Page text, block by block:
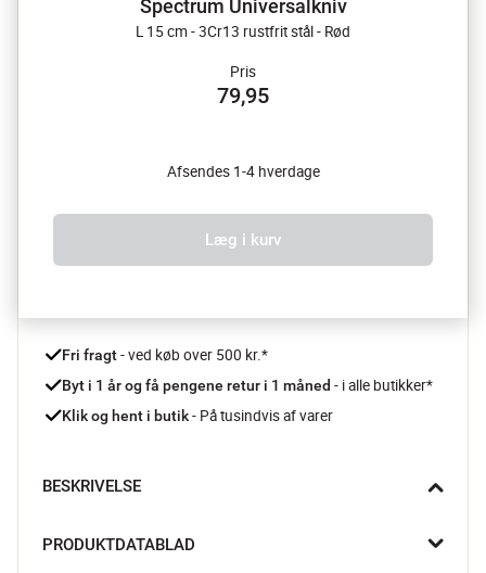
Spectrum Universalkniv
L 15 cm - 3Cr13 rustfrit stål - Rød
Pris
79,95
Afsendes 1-4 hverdage
Læg i kurv
Fri fragt - ved køb over 500 kr.*
Byt i 1 år og få pengene retur i 1 måned - i alle butikker*
Klik og hent i butik - På tusindvis af varer
BESKRIVELSE
hverdagskniv, der klarer alt fra grøntsager til mindre
PRODUKTDATABLAD